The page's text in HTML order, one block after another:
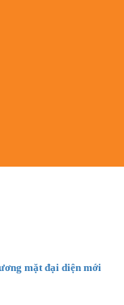
mặt đại diện mới